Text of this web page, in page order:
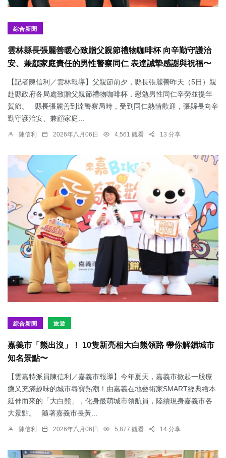
綜合新聞
雲林縣長張麗善暖心致贈父親節禮物咖啡杯 向辛勤守護治
安、兼顧家庭責任的男性警察同仁 表達誠摯感謝與祝福〜
【記者陳信利／雲林報導】父親節前夕，縣長張麗善昨天（5日）親
赴縣政府各局處致贈父親節禮物咖啡杯，慰勉男性同仁辛勞並提年
賀節。 縣長張麗善到達警察局時，受到同仁熱情歡迎，張縣長向辛
勤守護治安、兼顧家庭...
陳信利 2026年八月06日 4,561 觀看 13 分享
綜合新聞 旅遊
嘉義市「熊出沒」！ 10隻新亮相大白熊領路 帶你解鎖城市
知名景點〜
【雲嘉特派員陳信利／嘉義市報導】今年夏天，嘉義市掀起一股療
癒又充滿趣味的城市尋寶熱潮！由嘉義在地藝術家SMART經典繪本
延伸而來的「大白熊」，化身最萌城市領航員，陸續現身嘉義市各
大景點。 隨著嘉義市長黃...
陳信利 2026年八月06日 5,877 觀看 14 分享